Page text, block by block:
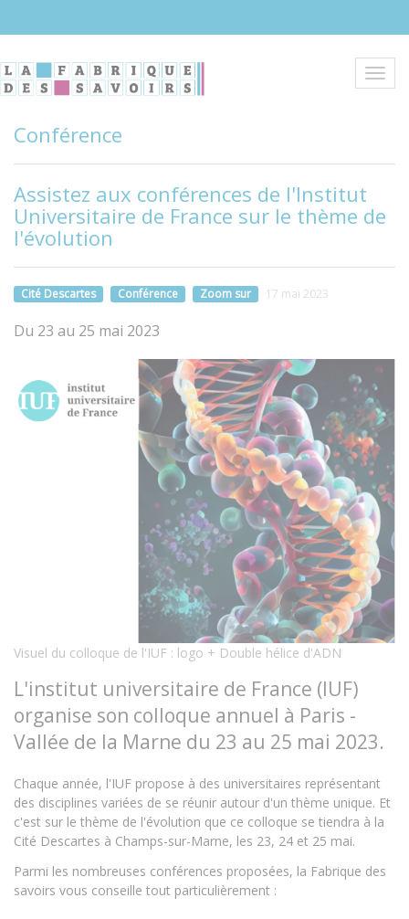
principal
Conférence
Assistez aux conférences de l'Institut
Universitaire de France sur le thème de
l'évolution
Cité Descartes Conférence Zoom sur 17 mai 2023
Du 23 au 25 mai 2023
Visuel du colloque de l'IUF : logo + Double hélice d'ADN
L'institut universitaire de France (IUF)
organise son colloque annuel à Paris -
Vallée de la Marne du 23 au 25 mai 2023.
Chaque année, l'IUF propose à des universitaires représentant
des disciplines variées de se réunir autour d'un thème unique. Et
c'est sur le thème de l'évolution que ce colloque se tiendra à la
Cité Descartes à Champs-sur-Marne, les 23, 24 et 25 mai.
Parmi les nombreuses conférences proposées, la Fabrique des
savoirs vous conseille tout particulièrement :